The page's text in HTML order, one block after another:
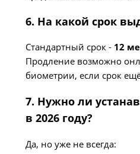
6. На какой срок
Стандартный срок - 12
Продление возможно
биометрии, если срок
7. Нужно ли
в 2026 году?
Да, но уже не всегда: